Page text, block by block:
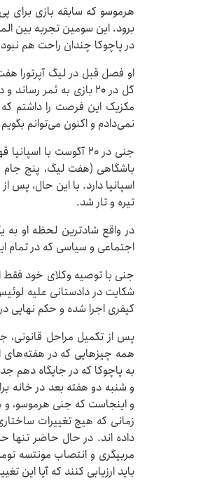
هرموسو که سابقه بازی برای
برود. این سومین تجربه بین
در پاچوکا چندان راحت هم
گل در ۲۰ بازی به ثمر
مکزیک این فرصت را داشتم که
نمی‌دادم و اکنون می‌توانم
باشگاهی (هفت لیگ، پنج جام
اسپانیا دارد. با این حال، پس
تیره و تار شد.
در واقع شادترین لحظه او
اجتماعی و سیاسی که در تمام
جنی با توصیه وکلای خود فقط
شکایت در دادستانی علیه
کیفری اجرا شده و حکم نهایی
پس از تکمیل مراحل
به پاچوکا که در جایگاه دهم
و شنبه دو هفته بعد در خانه
زمانی که هیچ تغییرات
داده اند. در حال حاضر تنها
مربیگری و انتصاب مونتسه
باید ارزیابی کنند که آیا این